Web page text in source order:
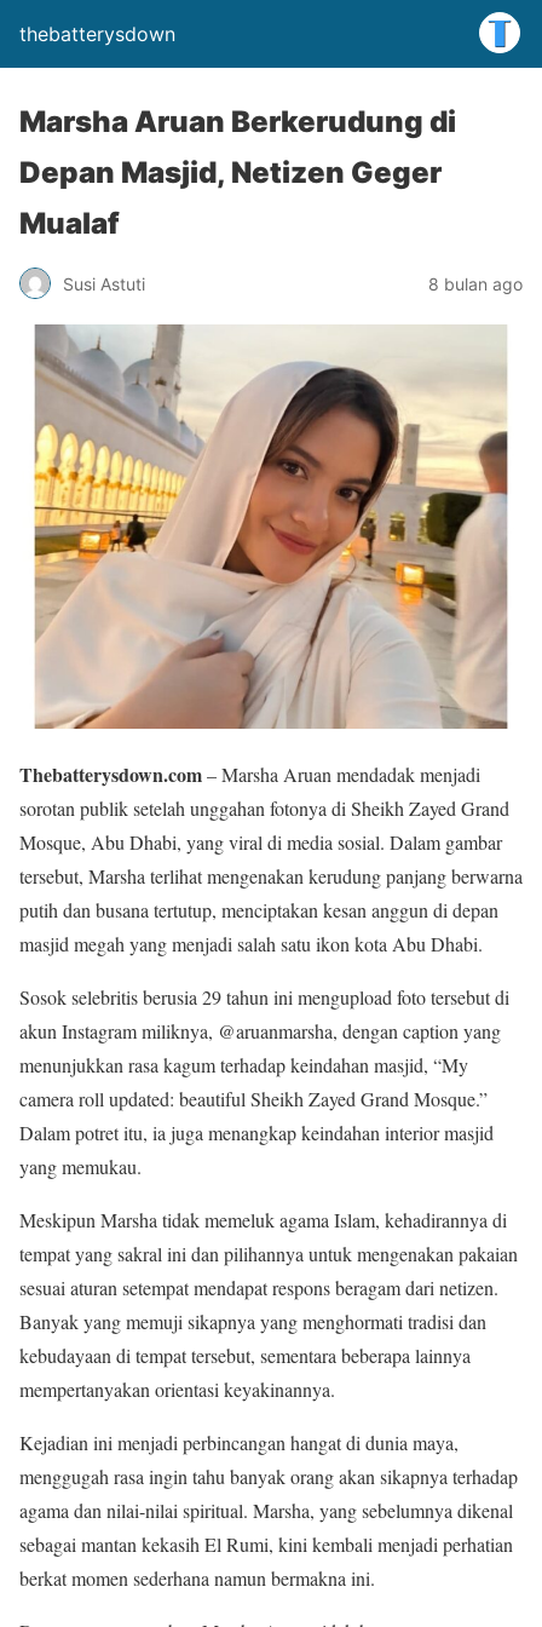
thebatterysdown
Marsha Aruan Berkerudung di
Depan Masjid, Netizen Geger
Mualaf
Susi Astuti 8 bulan ago
Thebatterysdown.com– Marsha Aruan mendadak menjadi
sorotan publik setelah unggahan fotonya di Sheikh Zayed Grand
Mosque, Abu Dhabi, yang viral di media sosial. Dalam gambar
tersebut, Marsha terlihat mengenakan kerudung panjang berwarna
putih dan busana tertutup, menciptakan kesan anggun di depan
masjid megah yang menjadi salah satu ikon kota Abu Dhabi.
Sosok selebritis berusia 29 tahun ini mengupload foto tersebut di
akun Instagram miliknya, @aruanmarsha, dengan caption yang
menunjukkan rasa kagum terhadap keindahan masjid, “My
camera roll updated: beautiful Sheikh Zayed Grand Mosque.”
Dalam potret itu, ia juga menangkap keindahan interior masjid
yang memukau.
Meskipun Marsha tidak memeluk agama Islam, kehadirannya di
tempat yang sakral ini dan pilihannya untuk mengenakan pakaian
sesuai aturan setempat mendapat respons beragam dari netizen.
Banyak yang memuji sikapnya yang menghormati tradisi dan
kebudayaan di tempat tersebut, sementara beberapa lainnya
mempertanyakan orientasi keyakinannya.
Kejadian ini menjadi perbincangan hangat di dunia maya,
menggugah rasa ingin tahu banyak orang akan sikapnya terhadap
agama dan nilai-nilai spiritual. Marsha, yang sebelumnya dikenal
sebagai mantan kekasih El Rumi, kini kembali menjadi perhatian
berkat momen sederhana namun bermakna ini.